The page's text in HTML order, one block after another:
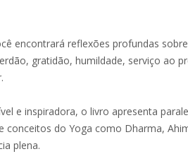
encontrará reflexões profundas
gratidão, humildade, serviço ao
e inspiradora, o livro apresenta
conceitos do Yoga como Dharma,
plena.